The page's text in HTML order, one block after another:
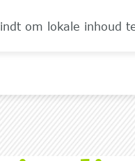
om lokale inhoud